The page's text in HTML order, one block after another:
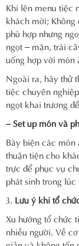
Khi lên menu tiệc
khách mời;
phù hợp nhưng
ngọt – mặn, trái
uống hợp với món
Ngoài ra, hãy thử
tiệc chuyên
ngọt khai trương
– Set up món và
Bày biện các món
thuận tiện cho
trực để phục vụ
phát sinh trong
Lưu ý khi tổ
Xu hướng tổ chức
nhiều người. Về